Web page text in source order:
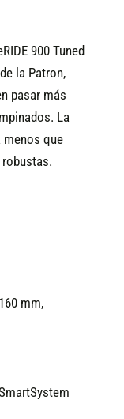
900 Tuned
la Patron,
pasar más
La
menos que
mm,